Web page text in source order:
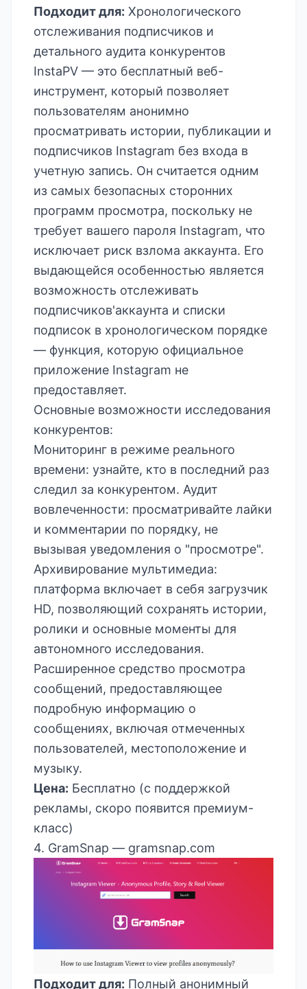
Подходит для: Хронологического
отслеживания подписчиков и
детального аудита конкурентов
InstaPV — это бесплатный веб-
инструмент, который позволяет
пользователям анонимно
просматривать истории, публикации и
подписчиков Instagram без входа в
учетную запись. Он считается одним
из самых безопасных сторонних
программ просмотра, поскольку не
требует вашего пароля Instagram, что
исключает риск взлома аккаунта. Его
выдающейся особенностью является
возможность отслеживать
подписчиков'аккаунта и списки
подписок в хронологическом порядке
— функция, которую официальное
приложение Instagram не
предоставляет.
Основные возможности исследования
конкурентов:
Мониторинг в режиме реального
времени: узнайте, кто в последний раз
следил за конкурентом. Аудит
вовлеченности: просматривайте лайки
и комментарии по порядку, не
вызывая уведомления о "просмотре".
Архивирование мультимедиа:
платформа включает в себя загрузчик
HD, позволяющий сохранять истории,
ролики и основные моменты для
автономного исследования.
Расширенное средство просмотра
сообщений, предоставляющее
подробную информацию о
сообщениях, включая отмеченных
пользователей, местоположение и
музыку.
Цена: Бесплатно (с поддержкой
рекламы, скоро появится премиум-
класс)
4. GramSnap — gramsnap.com
Подходит для: Полный анонимный